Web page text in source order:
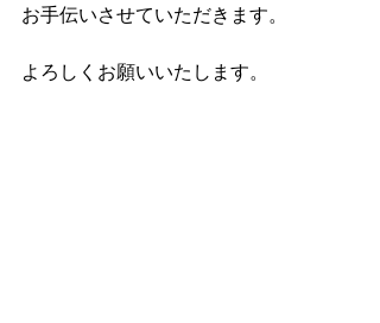
お手伝いさせていただきます。
よろしくお願いいたします。